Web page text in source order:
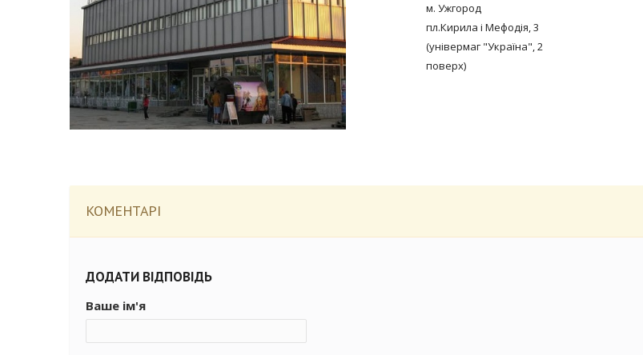
м. Ужгород
пл.Кирила і Мефодія, 3
(універмаг "Україна", 2
поверх)
КОМЕНТАРІ
ДОДАТИ ВІДПОВІДЬ
Ваше ім'я